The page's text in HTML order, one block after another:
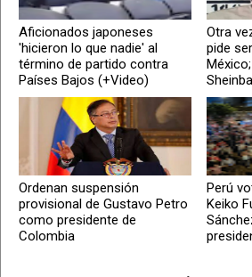
Aficionados japoneses
'hicieron lo que nadie' al
término de partido contra
Países Bajos (+Video)
Otra
pide
Ordenan suspensión
provisional de Gustavo Petro
como presidente de
Colombia
Perú
Keiko